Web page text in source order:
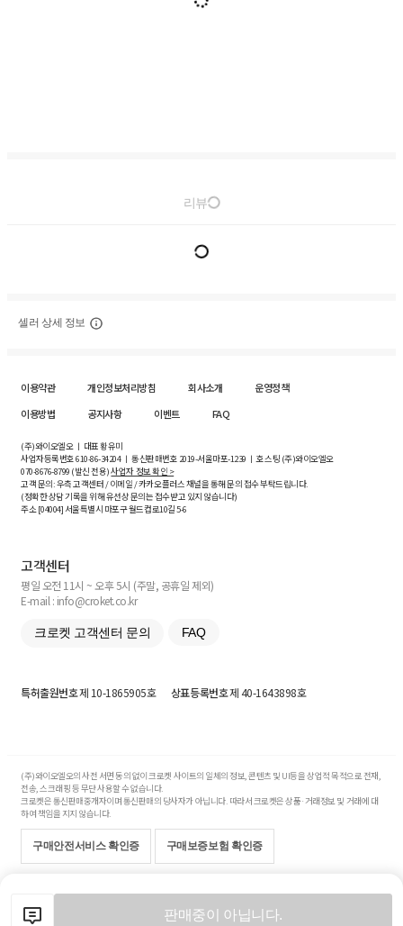
판매중이 아닙니다.
리뷰
셀러 상세 정보
이용약관 개인정보처리방침 회사소개
운영정책
이용방법
공지사항 이벤트 FAQ
(주)와이오엘오 ㅣ 대표 황유미
사업자등록번호610-86-34204ㅣ 통신판매번호 2019-서울마포-1239 ㅣ 호스팅 (주)와이오엘오
070-8676-8799 (발신 전용)사업자 정보 확인 >
고객 문의: 우측 고객센터 / 이메일 / 카카오플러스 채널을 통해 문의 접수 부탁드립니다.
(정확한 상담 기록을 위해 유선상 문의는 접수받고 있지 않습니다)
주소 [04004] 서울특별시 마포구 월드컵로10길5-6
고객센터
평일 오전 11시 ~ 오후 5시 (주말, 공휴일 제외)
E-mail : info@croket.co.kr
크로켓 고객센터 문의 FAQ
특허출원번호제 10-1865905호 상표등록번호제 40-1643898호
(주)와이오엘오의 사전 서면 동의 없이 크로켓 사이트의 일체의 정보, 콘텐츠 및 UI등을 상업적 목적으로 전재,
전송, 스크래핑 등 무단 사용할 수 없습니다.
크로켓은 통신판매중개자이며 통신판매의 당사자가 아닙니다. 따라서 크로켓은 상품·거래정보 및 거래에 대
하여 책임을 지지 않습니다.
구매안전서비스 확인증 구매보증보험 확인증